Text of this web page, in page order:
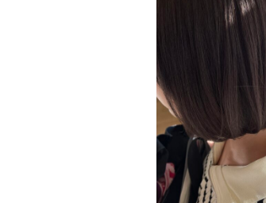
Salon
Stylist